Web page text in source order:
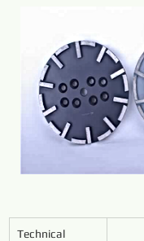
Technical